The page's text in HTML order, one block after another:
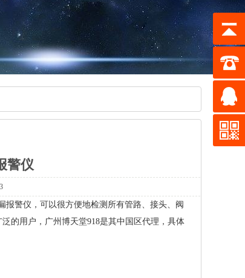
警仪
警仪，可以很方便地检测所有管路、接头、阀
的用户，广州博天堂918是其中国区代理，具体